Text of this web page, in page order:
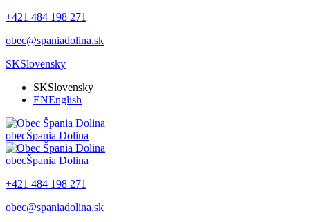
+421 484 198 271
obec@spaniadolina.sk
SKSlovensky
SKSlovensky
ENEnglish
obecŠpania Dolina
obecŠpania Dolina
+421 484 198 271
obec@spaniadolina.sk